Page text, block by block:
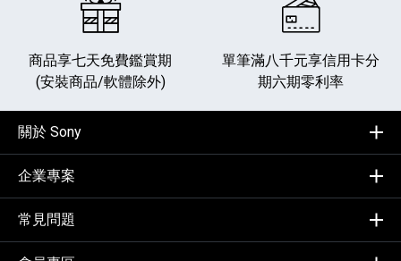
商品享七天免費鑑賞期
(安裝商品/軟體除外)
單筆滿八千元享信用卡分
期六期零利率
關於 Sony
企業專案
常見問題